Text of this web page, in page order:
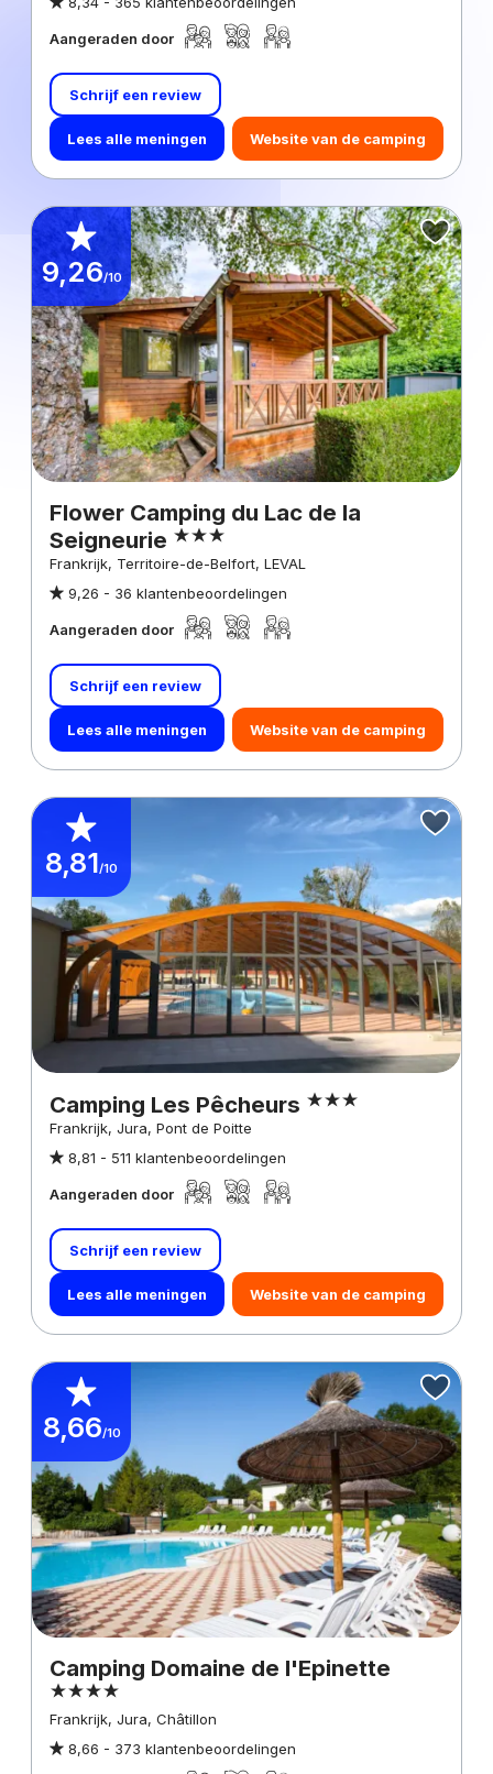
Aangeraden door
Schrijf een review
Lees alle meningen Website van de camping
9,26/10
Flower Camping du Lac de la
Seigneurie
Frankrijk, Territoire-de-Belfort, LEVAL
9,26 - 36 klantenbeoordelingen
Aangeraden door
Schrijf een review
Lees alle meningen Website van de camping
8,81/10
Camping Les Pêcheurs
Frankrijk, Jura, Pont de Poitte
8,81 - 511 klantenbeoordelingen
Aangeraden door
Schrijf een review
Lees alle meningen Website van de camping
8,66/10
Camping Domaine de l'Epinette
Frankrijk, Jura, Châtillon
8,66 - 373 klantenbeoordelingen